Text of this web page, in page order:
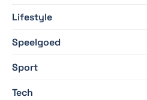
Lifestyle
Speelgoed
Sport
Tech